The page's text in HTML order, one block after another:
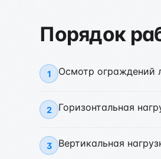
Порядок
1 Осмотр ограждений
2 Горизонтальная
3 Вертикальная